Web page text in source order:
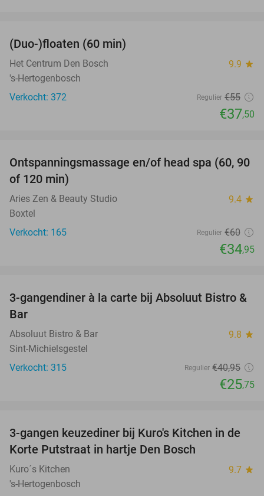
(Duo-)floaten (60 min)
Het Centrum Den Bosch 9.9 star
's-Hertogenbosch
Verkocht: 372
Regulier €55
€37,50
42%
Ontspanningsmassage en/of head spa (60, 90
of 120 min)
Aries Zen & Beauty Studio 9.4 star
Boxtel
Verkocht: 165
Regulier €60
€34,95
37%
3-gangendiner à la carte bij Absoluut Bistro &
Bar
Absoluut Bistro & Bar 9.8 star
Sint-Michielsgestel
Verkocht: 315
Regulier €40,95
€25,75
28%
3-gangen keuzediner bij Kuro's Kitchen in de
Korte Putstraat in hartje Den Bosch
Kuro´s Kitchen 9.7 star
's-Hertogenbosch